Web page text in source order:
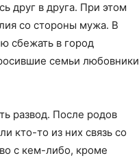
друг в друга. При этом
со стороны мужа. В
сбежать в город
семьи любовники
развод. После родов
кто-то из них связь со
с кем-либо, кроме